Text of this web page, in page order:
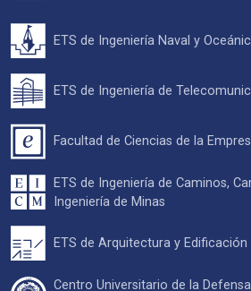
ETS de Ingeniería Naval y
ETS de Ingeniería de
Facultad de Ciencias de la
ETS de Ingeniería de Caminos,
Ingeniería de Minas
ETS de Arquitectura y Edificación
Centro Universitario de la